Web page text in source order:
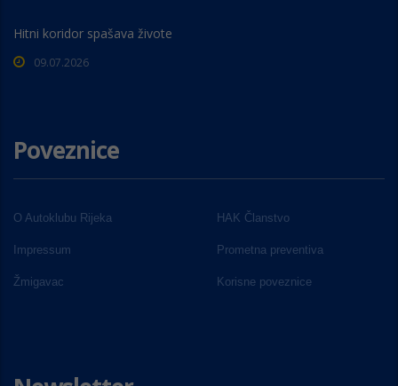
Hitni koridor spašava živote
09.07.2026
Poveznice
O Autoklubu Rijeka HAK Članstvo
Impressum Prometna preventiva
Žmigavac Korisne poveznice